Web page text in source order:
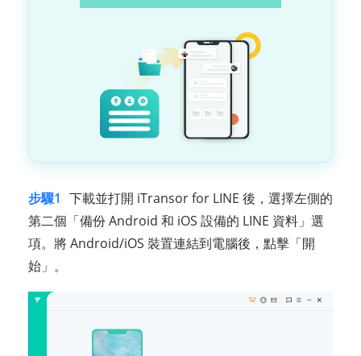
步驟1 下載並打開 iTransor for LINE 後，選擇左側的
第二個「備份 Android 和 iOS 設備的 LINE 資料」選
項。將 Android/iOS 裝置連結到電腦後，點擊「開
始」。